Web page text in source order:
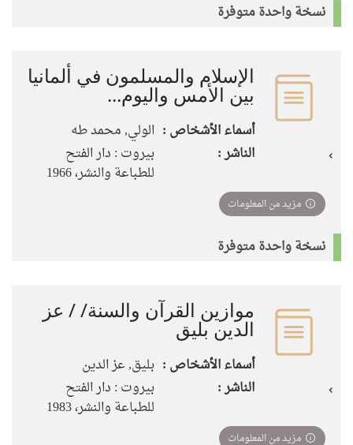
نسخة واحدة متوفرة
الإسلام والمسلمون في ألمانيا
بين الأمس واليوم...
أسماء الأشخاص : الولي, محمد طه
الناشر :
بيروت : دار الفتح
للطباعة والنشر، 1966
مزيد من المعلومات
نسخة واحدة متوفرة
موازين القرآن والسنة/ / عز
الدين بليق
أسماء الأشخاص : بليق, عز الدين
الناشر :
بيروت : دار الفتح
للطباعة والنشر، 1983
مزيد من المعلومات